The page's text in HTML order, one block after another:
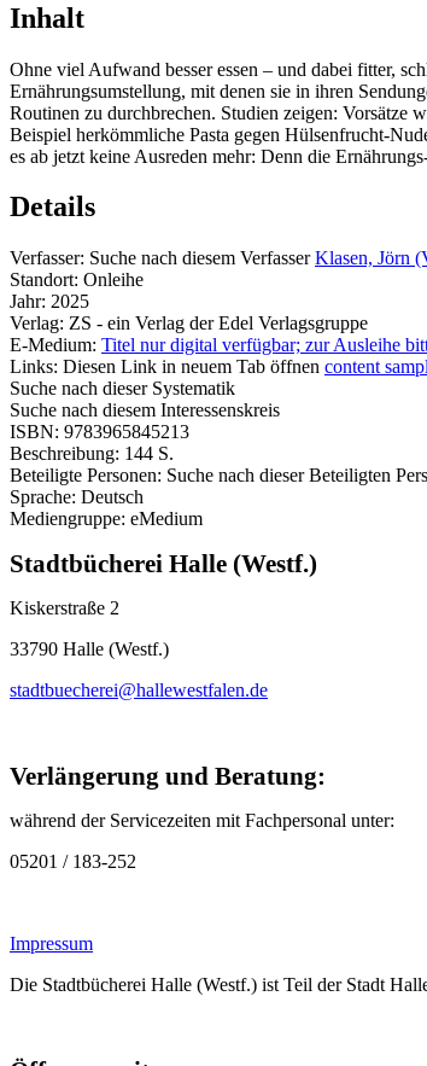
Inhalt
Ohne viel Aufwand besser essen – und dabei fitter,
Ernährungsumstellung, mit denen sie in ihren
Routinen zu durchbrechen. Studien zeigen: Vorsätze
Beispiel herkömmliche Pasta gegen Hülsenfrucht-
es ab jetzt keine Ausreden mehr: Denn die
Details
Verfasser: Suche nach diesem Verfasser Klasen, Jörn
Standort: Onleihe
Jahr: 2025
Verlag: ZS - ein Verlag der Edel Verlagsgruppe
E-Medium: Titel nur digital verfügbar; zur Ausleihe
Links: Diesen Link in neuem Tab öffnen content
Suche nach dieser Systematik
Suche nach diesem Interessenskreis
ISBN: 9783965845213
Beschreibung: 144 S.
Beteiligte Personen: Suche nach dieser Beteiligten
Sprache: Deutsch
Mediengruppe: eMedium
Stadtbücherei Halle (Westf.)
Kiskerstraße 2
33790 Halle (Westf.)
stadtbuecherei@hallewestfalen.de
Verlängerung und Beratung:
während der Servicezeiten mit Fachpersonal unter:
05201 / 183-252
Impressum
Die Stadtbücherei Halle (Westf.) ist Teil der